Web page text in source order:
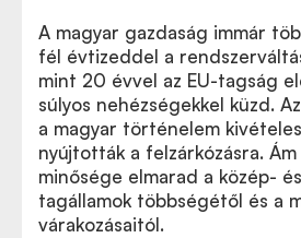
A magyar gazdaság immár
fél évtizeddel a
mint 20 évvel az EU-tagság
súlyos nehézségekkel küzd.
a magyar történelem
nyújtották a felzárkózásra.
minősége elmarad a közép-
tagállamok többségétől és a
várakozásaitól.